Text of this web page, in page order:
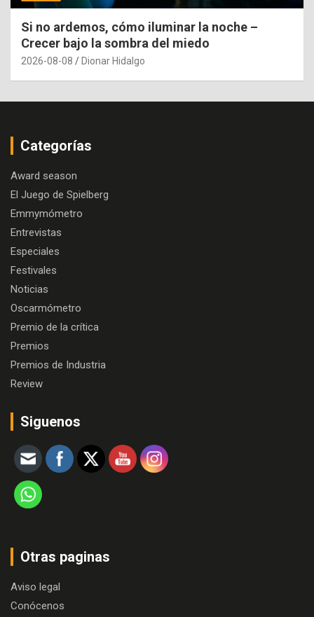
Si no ardemos, cómo iluminar la noche –
Crecer bajo la sombra del miedo
2026-08-08 Dionar Hidalgo
Categorías
Award season
El Juego de Spielberg
Emmymómetro
Entrevistas
Especiales
Festivales
Noticias
Oscarmómetro
Premio de la crítica
Premios
Premios de Industria
Review
Siguenos
Otras paginas
Aviso legal
Conócenos